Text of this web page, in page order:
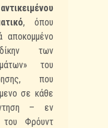
, όπου
αποκομμένο
των
του
που
σε κάθε
– εν
του Φρόυντ